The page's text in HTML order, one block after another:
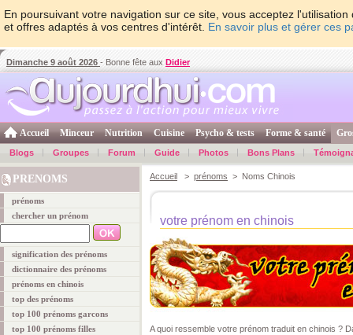
En poursuivant votre navigation sur ce site, vous acceptez
et offres adaptés à vos centres d'intérêt. En savoir plus et gérer ces
Dimanche 9 août 2026 - Bonne fête aux Didier
Accueil Minceur Nutrition Cuisine Psycho & tests Forme & santé
Blogs Groupes Forum Guide Photos Bons Plans
PRENOMS
prénoms
chercher un prénom
signification des prénoms
dictionnaire des prénoms
prénoms en chinois
top des prénoms
top 100 prénoms garcons
top 100 prénoms filles
Accueil > prénoms > Noms Chinois
votre prénom en chinois
A quoi ressemble votre prénom traduit en chinois ?